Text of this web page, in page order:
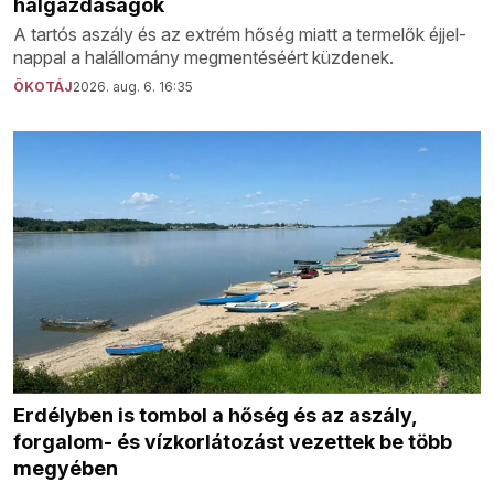
halgazdaságok
A tartós aszály és az extrém hőség miatt a termelők éjjel-
nappal a halállomány megmentéséért küzdenek.
ÖKOTÁJ2026. aug. 6. 16:35
Erdélyben is tombol a hőség és az aszály,
forgalom- és vízkorlátozást vezettek be több
megyében